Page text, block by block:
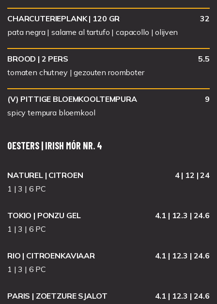
CONTACT
NEDERLANDS
+31736891880
CHARCUTERIEPLANK | 120 GR
32
pata negra | salame al tartufo | capacollo | olijven
BROOD | 2 PERS
5.5
tomaten chutney | gezouten roomboter
(V) PITTIGE BLOEMKOOLTEMPURA
9
spicy tempura bloemkool
OESTERS | IRISH MÓR NR. 4
NATUREL | CITROEN
4 | 12 | 24
1 | 3 | 6 PC
TOKIO | PONZU GEL
4.1 | 12.3 | 24.6
1 | 3 | 6 PC
RIO | CITROENKAVIAAR
4.1 | 12.3 | 24.6
1 | 3 | 6 PC
PARIS | ZOETZURE SJALOT
4.1 | 12.3 | 24.6